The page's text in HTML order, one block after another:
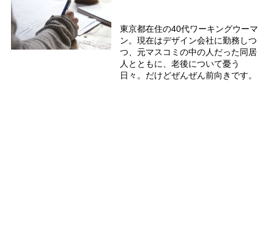
東京都在住の40代ワーキングウーマ
ン。現在はデザイン会社に勤務しつ
つ、元マスコミの中の人だった同居
人とともに、老後について憂う
日々。だけどぜんぜん前向きです。